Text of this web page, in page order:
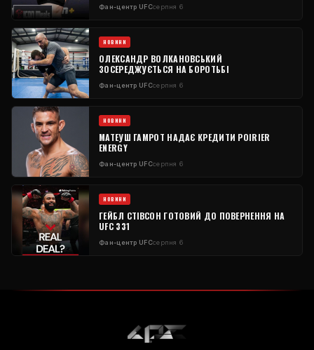
Фан-центр UFCсерпня 6
НОВИНИ
ОЛЕКСАНДР ВОЛКАНОВСЬКИЙ
ЗОСЕРЕДЖУЄТЬСЯ НА БОРОТЬБІ
Фан-центр UFCсерпня 6
НОВИНИ
МАТЕУШ ГАМРОТ НАДАЄ КРЕДИТИ POIRIER
ENERGY
Фан-центр UFCсерпня 6
НОВИНИ
ГЕЙБЛ СТІВСОН ГОТОВИЙ ДО ПОВЕРНЕННЯ НА
UFC 331
Фан-центр UFCсерпня 6